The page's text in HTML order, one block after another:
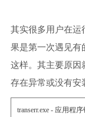
其实很多用户在运
果是第一次遇见有
这样。其主要原因
存在异常或没有安
transerr.exe - 应用程